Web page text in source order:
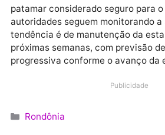
alerta parariscos de
impactos em comunidades
ribeirinha.
deixou oficialmente a cota de
autoridades seguem